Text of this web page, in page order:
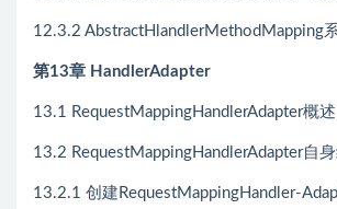
12.3.2 AbstractHlandlerMethodMapping
第13章 HandlerAdapter
13.1 RequestMappingHandlerAdapter概述
13.2 RequestMappingHandlerAdapter自
13.2.1 创建RequestMappingHandler-